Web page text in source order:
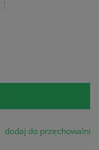
dodaj do przechowalni